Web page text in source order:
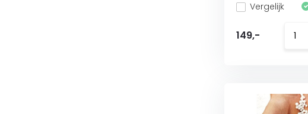
Vergelijk
149,-